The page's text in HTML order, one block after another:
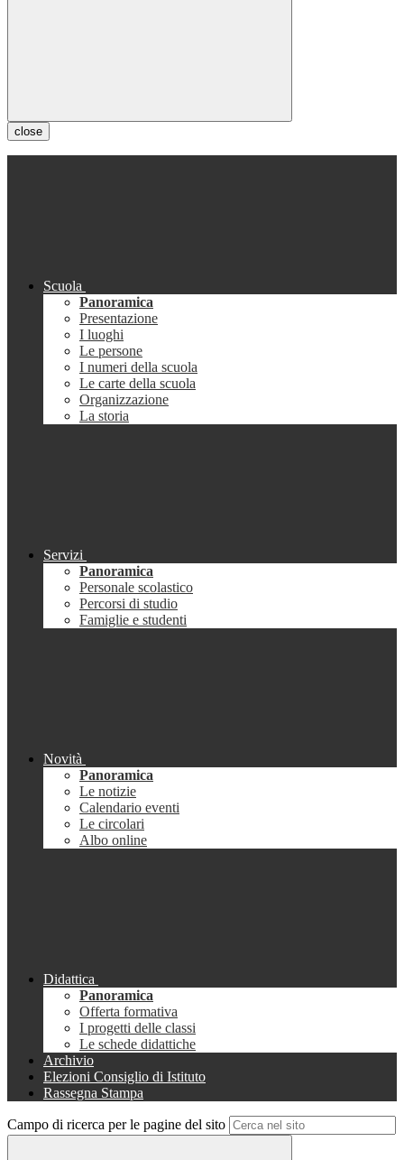
close
Scuola
Panoramica
Presentazione
I luoghi
Le persone
I numeri della scuola
Le carte della scuola
Organizzazione
La storia
Servizi
Panoramica
Personale scolastico
Percorsi di studio
Famiglie e studenti
Novità
Panoramica
Le notizie
Calendario eventi
Le circolari
Albo online
Didattica
Panoramica
Offerta formativa
I progetti delle classi
Le schede didattiche
Archivio
Elezioni Consiglio di Istituto
Rassegna Stampa
Campo di ricerca per le pagine del sito